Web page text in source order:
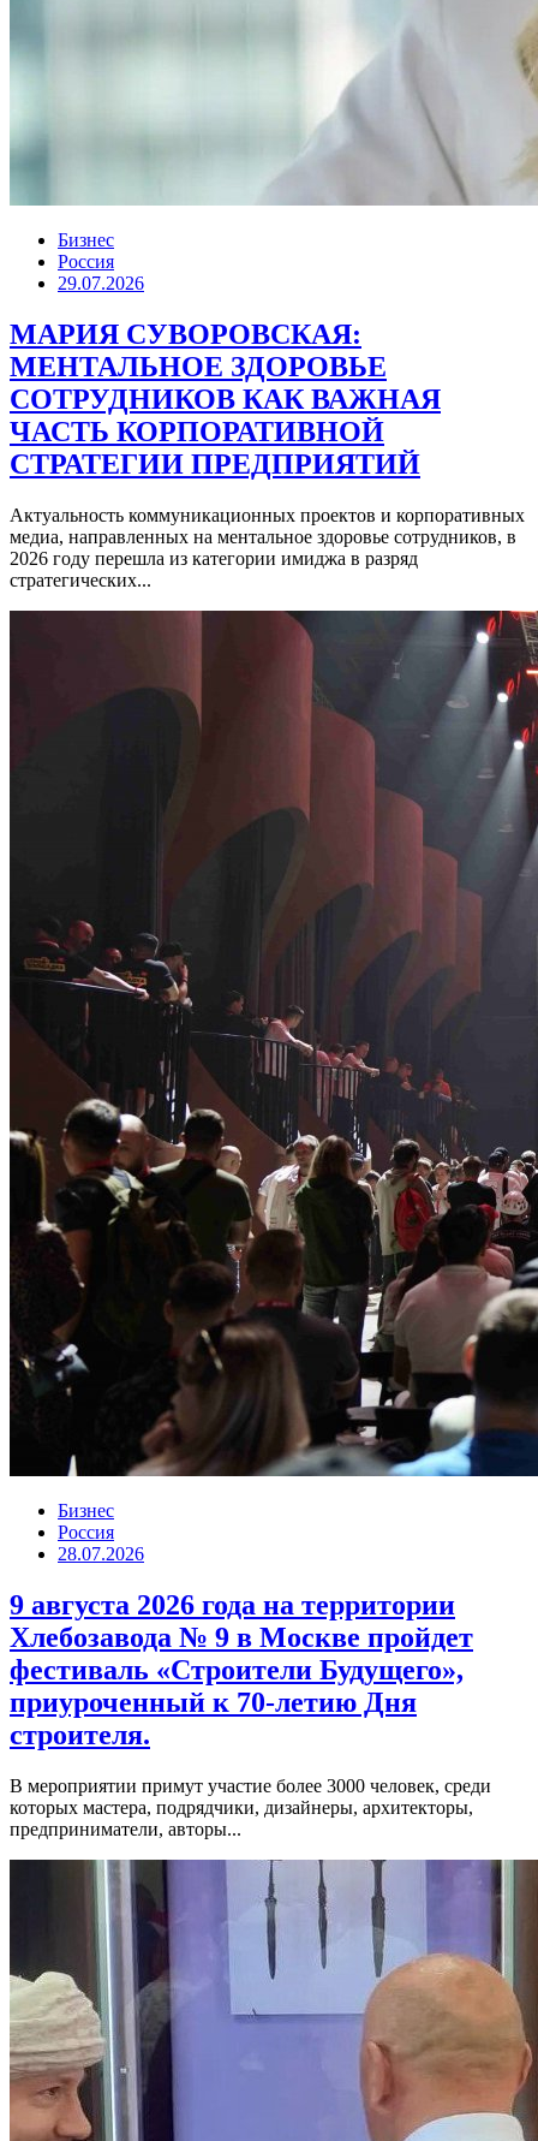
Бизнес
Россия
29.07.2026
МАРИЯ СУВОРОВСКАЯ:
МЕНТАЛЬНОЕ ЗДОРОВЬЕ
СОТРУДНИКОВ КАК ВАЖНАЯ
ЧАСТЬ КОРПОРАТИВНОЙ
СТРАТЕГИИ ПРЕДПРИЯТИЙ
Актуальность коммуникационных проектов и корпоративных
медиа, направленных на ментальное здоровье сотрудников, в
2026 году перешла из категории имиджа в разряд
стратегических...
Бизнес
Россия
28.07.2026
9 августа 2026 года на территории
Хлебозавода № 9 в Москве пройдет
фестиваль «Строители Будущего»,
приуроченный к 70-летию Дня
строителя.
В мероприятии примут участие более 3000 человек, среди
которых мастера, подрядчики, дизайнеры, архитекторы,
предприниматели, авторы...